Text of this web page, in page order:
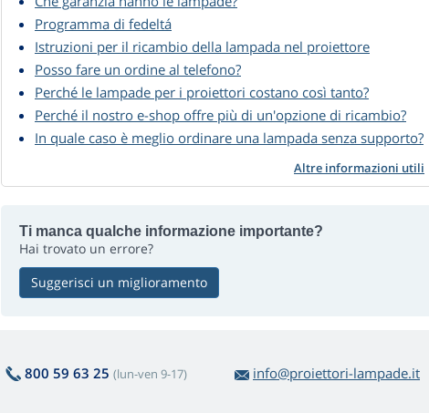
Programma di fedeltá
Istruzioni per il ricambio della lampada nel proiettore
Posso fare un ordine al telefono?
Perché le lampade per i proiettori costano così tanto?
Perché il nostro e-shop offre più di un'opzione di ricambio?
In quale caso è meglio ordinare una lampada senza supporto?
Altre informazioni utili
Ti manca qualche informazione importante?
Hai trovato un errore?
Suggerisci un miglioramento
800 59 63 25 (lun-ven 9-17) info@proiettori-lampade.it